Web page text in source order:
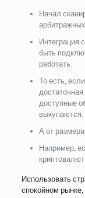
Начал
быть
работать.
То есть,
доступные
выкупаются.
А от
Например,
криптовалют.
Использовать
спокойном рынке,